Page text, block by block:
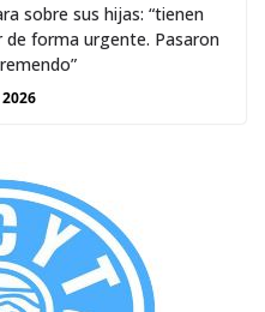
sobre sus hijas: “tienen
de forma urgente. Pasaron